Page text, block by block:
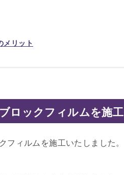
メリット
ロックフィルムを施工
フィルムを施工いたしました。